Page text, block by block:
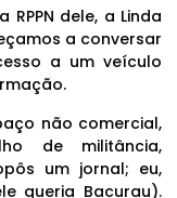
dele, a Linda
a conversar
a um veículo
não comercial,
de militância,
um jornal; eu,
queria Bacurau).